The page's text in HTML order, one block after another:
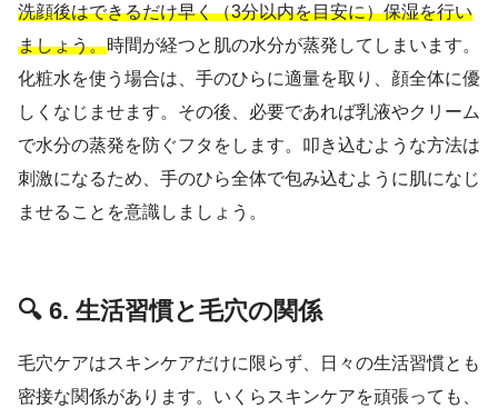
洗顔後はできるだけ早く（3分以内を目安に）保湿を行い
ましょう。時間が経つと肌の水分が蒸発してしまいます。
化粧水を使う場合は、手のひらに適量を取り、顔全体に優
しくなじませます。その後、必要であれば乳液やクリーム
で水分の蒸発を防ぐフタをします。叩き込むような方法は
刺激になるため、手のひら全体で包み込むように肌になじ
ませることを意識しましょう。
🔍 6. 生活習慣と毛穴の関係
毛穴ケアはスキンケアだけに限らず、日々の生活習慣とも
密接な関係があります。いくらスキンケアを頑張っても、